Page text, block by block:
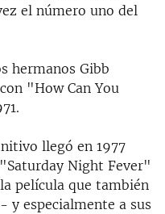
el número uno del
hermanos Gibb
"How Can You
llegó en 1977
Night Fever"
película que también
y especialmente a sus